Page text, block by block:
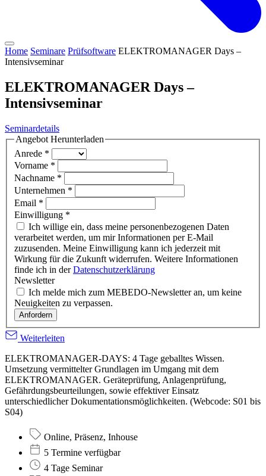
Home Seminare Prüfsoftware ELEKTROMANAGER Days –
Intensivseminar
ELEKTROMANAGER Days –
Intensivseminar
Seminardetails
Angebot Herunterladen
Anrede *
Vorname *
Nachname *
Unternehmen *
Email *
Einwilligung *
Ich willige ein, dass meine personenbezogenen Daten
verarbeitet werden, um mir Informationen per E-Mail
zuzusenden. Meine Einwilligung kann ich jederzeit mit
Wirkung für die Zukunft widerrufen. Weitere Informationen
finde ich in derDatenschutzerklärung
Newsletter
Ich melde mich zum MEBEDO-Newsletter an, um keine
Neuigkeiten zu verpassen.
Anfordern
Weiterleiten
ELEKTROMANAGER-DAYS: 4 Tage geballtes Wissen.
Umsetzung vermittelter Grundlagen im Umgang mit dem
ELEKTROMANAGER. Geräteprüfung, Anlagenprüfung,
Gefährdungsbeurteilungen, sowie effektiver Einsatz
unterschiedlicher Dokumentationsmöglichkeiten. (Webcode: S01 bis
S04)
Online, Präsenz, Inhouse
5 Termine verfügbar
4 Tage Seminar